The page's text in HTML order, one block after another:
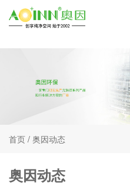
首页
品牌中心
产品中心
服务项目
首页 / 奥因动态
奥因动态